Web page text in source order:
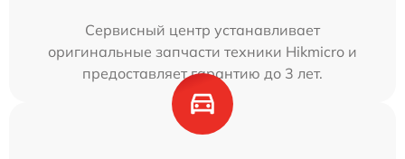
Сервисный центр устанавливает
оригинальные запчасти техники Hikmicro и
предоставляет гарантию до 3 лет.